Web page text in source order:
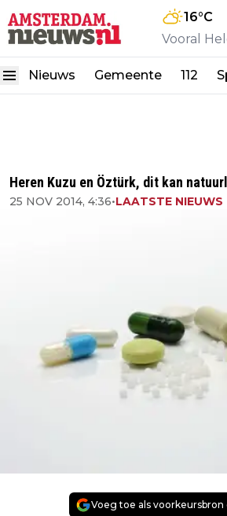
16°C
Vooral
Nieuws Gemeente 112
Heren Kuzu en Öztürk, dit kan
25 NOV 2014, 4:36•LAATSTE NIEUWS
Voeg toe als voorkeursbron